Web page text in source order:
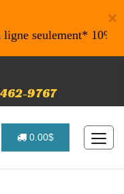
×
seulement* 10% de
9767
0.00$